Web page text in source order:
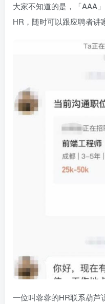
大家不知道的是，「AAA
HR，随时可以跟应聘者讲
一位叫蓉蓉的HR联系葫芦